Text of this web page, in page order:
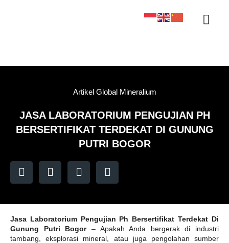
Artikel Global Mineralium
JASA LABORATORIUM PENGUJIAN PH
BERSERTIFIKAT TERDEKAT DI GUNUNG
PUTRI BOGOR
Jasa Laboratorium Pengujian Ph Bersertifikat Terdekat Di
Gunung Putri Bogor– Apakah Anda bergerak di industri
tambang, eksplorasi mineral, atau juga pengolahan sumber